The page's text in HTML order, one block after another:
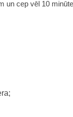
un cep vēl 10